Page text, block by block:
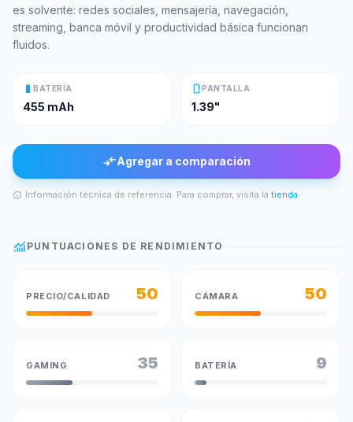
es solvente: redes sociales, mensajería, navegación,
streaming, banca móvil y productividad básica funcionan
fluidos.
battery_full BATERÍA
455 mAh
smartphonePANTALLA
1.39"
compare_arrowsAgregar a comparación
info Información técnica de referencia. Para comprar, visita la tienda.
monitoring PUNTUACIONES DE RENDIMIENTO
PRECIO/CALIDAD 50 CÁMARA 50
GAMING 35 BATERÍA 9